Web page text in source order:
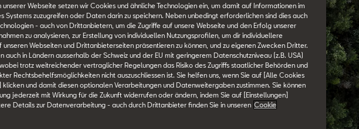
unserer Webseite setzen wir Cookies und ähnliche Technologien ein, um damit auf Informationen im
Systems zuzugreifen oder Daten darin zu speichern. Neben unbedingt erforderlichen sind dies auch
- auch von Drittanbietern, um die Zugriffe auf unsere Webseite und den Erfolg unserer
zu analysieren, zur Erstellung von individuellen Nutzungsprofilen, um dir individuellere
unseren Webseiten und Drittanbieterseiten präsentieren zu können, und zu eigenen Zwecken Dritter.
auch in Ländern ausserhalb der Schweiz und der EU mit geringerem Datenschutzniveau (z.B. USA)
trotz weitreichender vertraglicher Regelungen das Risiko des Zugriffs staatlicher Behörden und
Rechtsbehelfsmöglichkeiten nicht auszuschliessen ist. Sie helfen uns, wenn Sie auf [Alle Cookies
klicken und damit diesen optionalen Verarbeitungen und Datenweitergaben zustimmen. Sie können
jederzeit mit Wirkung für die Zukunft widerrufen oder ändern, indem Sie auf [Einstellungen]
Details zur Datenverarbeitung - auch durch Drittanbieter finden Sie in unseren Cookie